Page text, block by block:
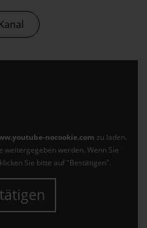
nocookie.com zu laden.
weitergegeben werden. Wenn Sie
Sie bitte auf "Bestätigen".